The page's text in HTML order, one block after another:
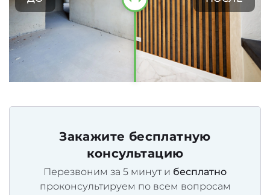
Закажите бесплатную
консультацию
Перезвоним за 5 минут и бесплатно
проконсультируем по всем вопросам